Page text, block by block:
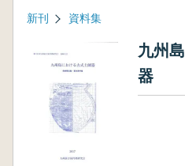
新刊 資料集
九州
器